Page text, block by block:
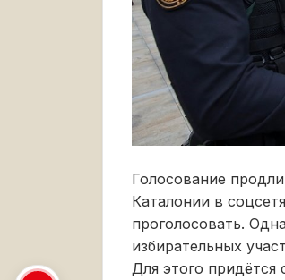
Голосование
Каталонии в
проголосовать.
избирательных
Для этого